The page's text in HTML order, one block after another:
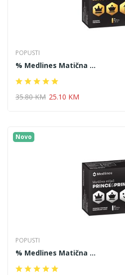
POPUSTI
% Medlines Matična ...
35.80 KM 25.10 KM
Novo
POPUSTI
% Medlines Matična ...